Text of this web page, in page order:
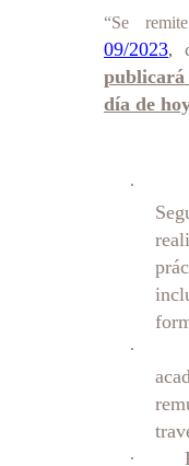
“Se
09/2023,
día de
·
·
·